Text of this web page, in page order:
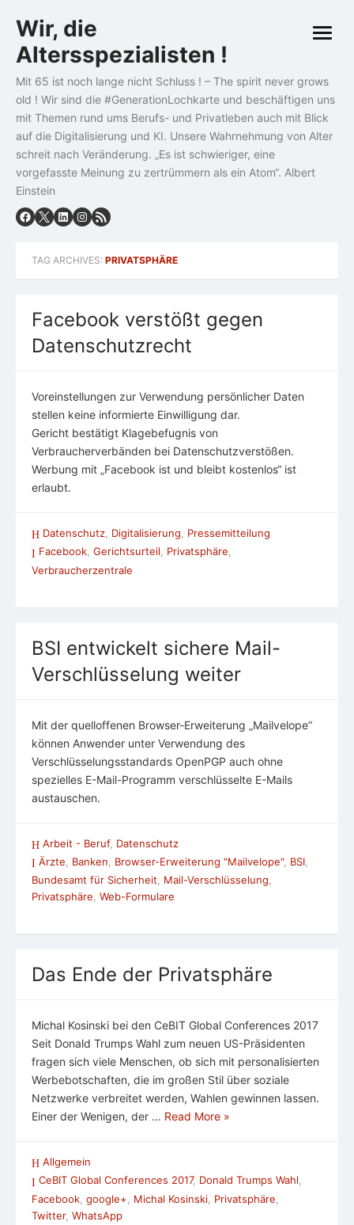
to
content
Wir, die
Altersspezialisten !
Mit 65 ist noch lange nicht Schluss ! – The spirit never grows
old ! Wir sind die #GenerationLochkarte und beschäftigen uns
mit Themen rund ums Berufs- und Privatleben auch mit Blick
auf die Digitalisierung und KI. Unsere Wahrnehmung von Alter
schreit nach Veränderung. „Es ist schwieriger, eine
vorgefasste Meinung zu zertrümmern als ein Atom“. Albert
Einstein
open
TAG ARCHIVES: PRIVATSPHÄRE
Facebook verstößt gegen
Datenschutzrecht
Voreinstellungen zur Verwendung persönlicher Daten
stellen keine informierte Einwilligung dar.
Gericht bestätigt Klagebefugnis von
Verbraucherverbänden bei Datenschutzverstößen.
Werbung mit „Facebook ist und bleibt kostenlos“ ist
erlaubt.
Datenschutz Digitalisierung
Pressemitteilung
Facebook, Gerichtsurteil, Privatsphäre,
Verbraucherzentrale
BSI entwickelt sichere Mail-
Verschlüsselung weiter
Mit der quelloffenen Browser-Erweiterung „Mailvelope“
können Anwender unter Verwendung des
Verschlüsselungsstandards OpenPGP auch ohne
spezielles E-Mail-Programm verschlüsselte E-Mails
austauschen.
Arbeit - Beruf, Datenschutz
Ärzte
Banken Browser-Erweiterung "Mailvelope", BSI
Bundesamt für Sicherheit
Mail-Verschlüsselung
Privatsphäre Web-Formulare
Das Ende der Privatsphäre
Michal Kosinski bei den CeBIT Global Conferences 2017
Seit Donald Trumps Wahl zum neuen US-Präsidenten
fragen sich viele Menschen, ob sich mit personalisierten
Werbebotschaften, die im großen Stil über soziale
Netzwerke verbreitet werden, Wahlen gewinnen lassen.
Einer der Wenigen, der … Read More »
Allgemein
CeBIT Global Conferences 2017, Donald Trumps Wahl,
Facebook google+ Michal Kosinski Privatsphäre
Twitter, WhatsApp